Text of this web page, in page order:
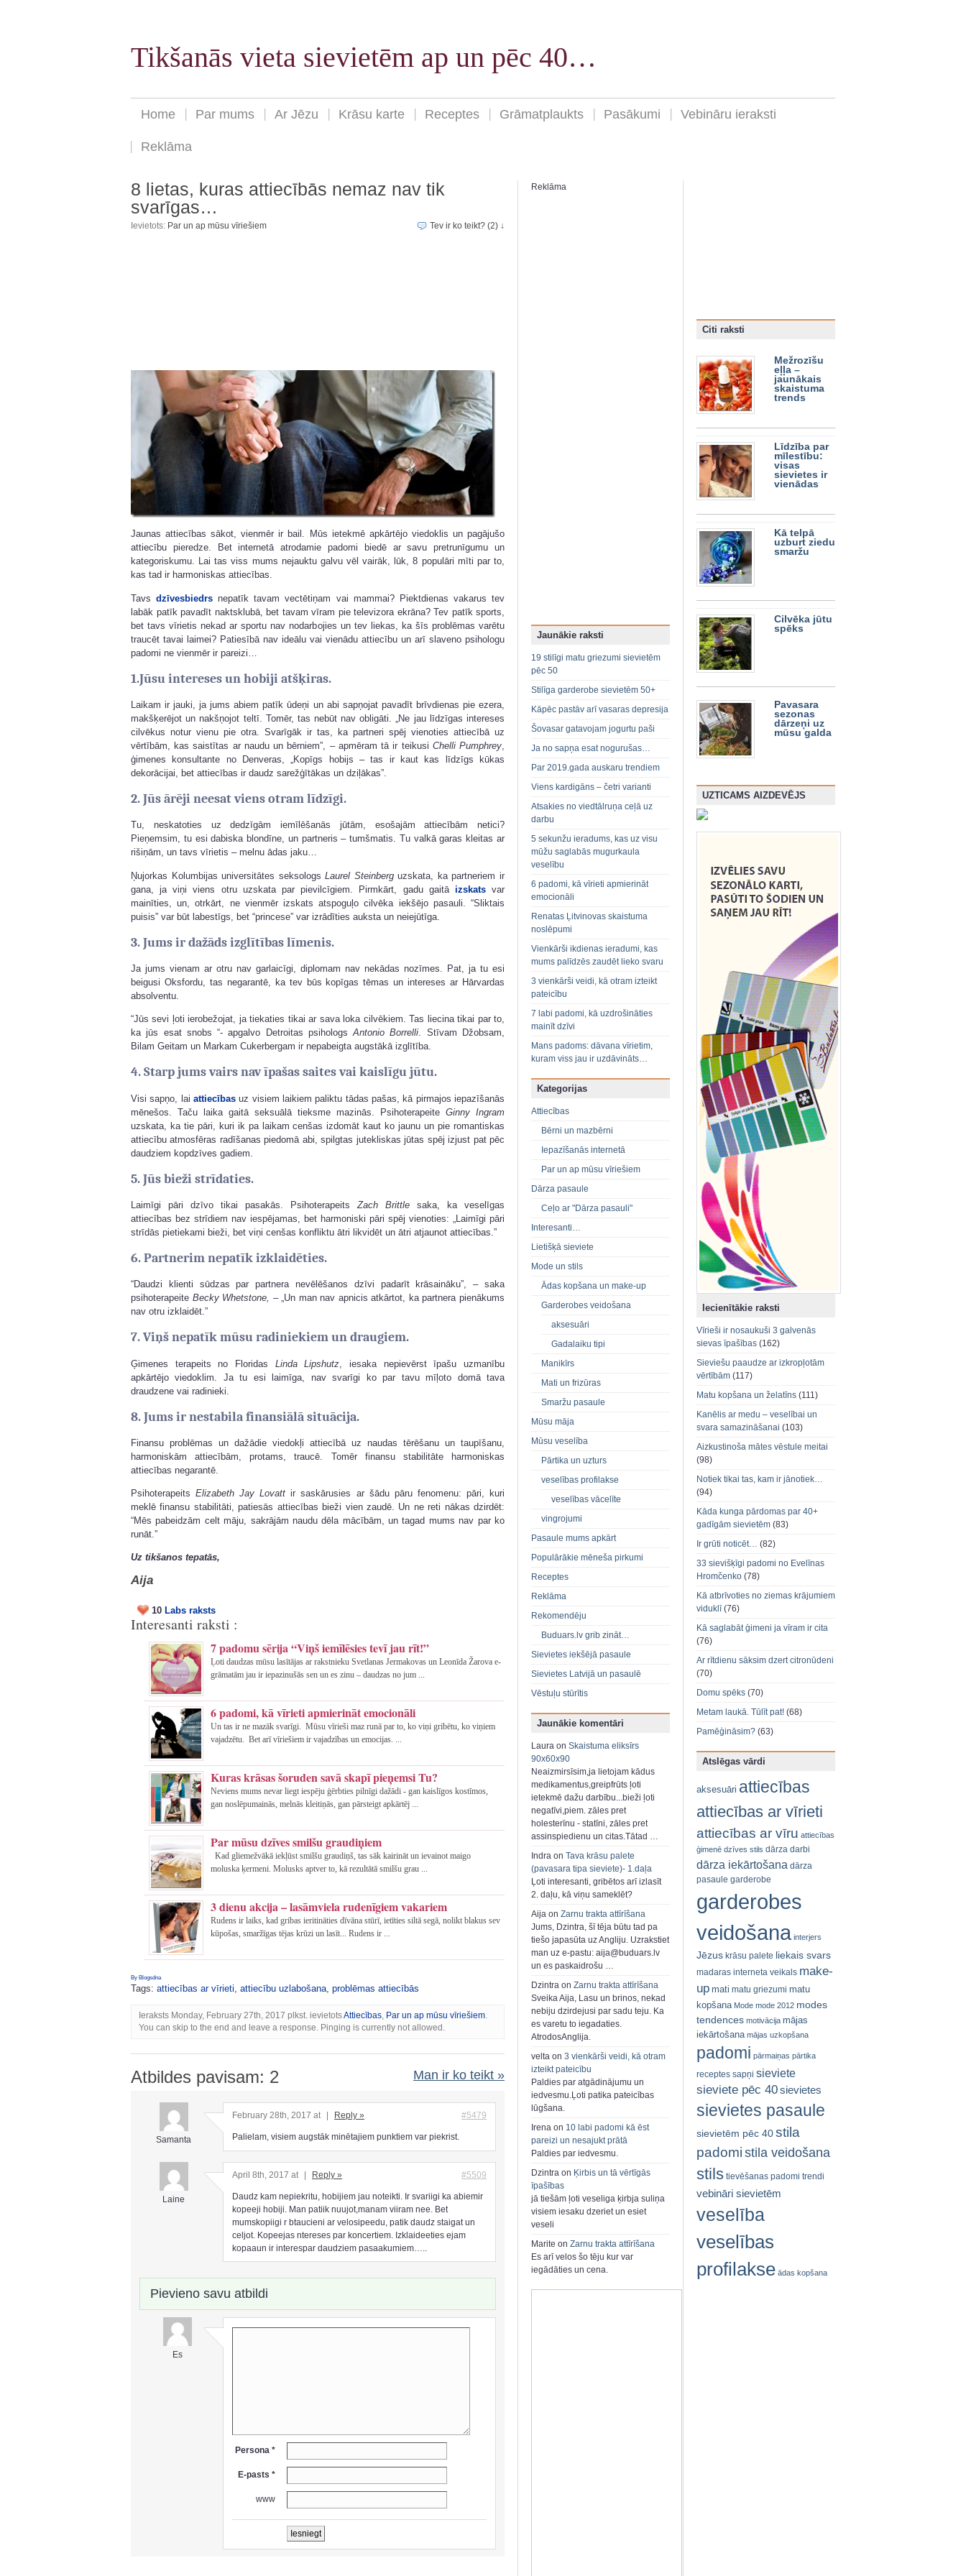
Tikšanās vieta sievietēm ap un pēc 40…
Home Par mums Ar Jēzu Krāsu karte Receptes Grāmatplaukts Pasākumi Vebināru ieraksti
Reklāma
8 lietas, kuras attiecībās nemaz nav tik
svarīgas…
Ievietots: Par un ap mūsu vīriešiem Tev ir ko teikt? (2) ↓
Jaunas attiecības sākot, vienmēr ir bail. Mūs ietekmē apkārtējo viedoklis un pagājušo
attiecību pieredze. Bet internetā atrodamie padomi biedē ar savu pretrunīgumu un
kategoriskumu. Lai tas viss mums nejauktu galvu vēl vairāk, lūk, 8 populāri mīti par to,
kas tad ir harmoniskas attiecības.
Tavsdzīvesbiedrs nepatīk tavam vectētiņam vai mammai? Piektdienas vakarus tev
labāk patīk pavadīt naktsklubā, bet tavam vīram pie televizora ekrāna? Tev patīk sports,
bet tavs vīrietis nekad ar sportu nav nodarbojies un tev liekas, ka šīs problēmas varētu
traucēt tavai laimei? Patiesībā nav ideālu vai vienādu attiecību un arī slaveno psihologu
padomi ne vienmēr ir pareizi…
1.Jūsu intereses un hobiji atšķiras.
Laikam ir jauki, ja jums abiem patīk ūdeņi un abi sapņojat pavadīt brīvdienas pie ezera,
makšķerējot un nakšņojot teltī. Tomēr, tas nebūt nav obligāti. „Ne jau līdzīgas intereses
cilvēkus notur vienu pie otra. Svarīgāk ir tas, ka partneri spēj vienoties attiecībā uz
vērtībām, kas saistītas ar naudu un bērniem”, – apmēram tā ir teikusi Chelli Pumphrey,
ģimenes konsultante no Denveras, „Kopīgs hobijs – tas ir kaut kas līdzīgs kūkas
dekorācijai, bet attiecības ir daudz sarežģītākas un dziļākas”.
2. Jūs ārēji neesat viens otram līdzīgi.
Tu, neskatoties uz dedzīgām iemīlēšanās jūtām, esošajām attiecībām netici?
Pieņemsim, tu esi dabiska blondīne, un partneris – tumšmatis. Tu valkā garas kleitas ar
rišiņām, un tavs vīrietis – melnu ādas jaku…
Ņujorkas Kolumbijas universitātes seksologsLaurel Steinberguzskata, ka partneriem ir
gana, ja viņi viens otru uzskata par pievilcīgiem. Pirmkārt, gadu gaitā izskatsvar
mainīties, un, otrkārt, ne vienmēr izskats atspoguļo cilvēka iekšējo pasauli. “Sliktais
puisis” var būt labestīgs, bet “princese” var izrādīties auksta un neiejūtīga.
3. Jums ir dažāds izglītības līmenis.
Ja jums vienam ar otru nav garlaicīgi, diplomam nav nekādas nozīmes. Pat, ja tu esi
beigusi Oksfordu, tas negarantē, ka tev būs kopīgas tēmas un intereses ar Hārvardas
absolventu.
“Jūs sevi ļoti ierobežojat, ja tiekaties tikai ar sava loka cilvēkiem. Tas liecina tikai par to,
ka jūs esat snobs “- apgalvo Detroitas psihologsAntonio Borrelli. Stīvam Džobsam,
Bilam Geitam un Markam Cukerbergam ir nepabeigta augstākā izglītība.
4. Starp jums vairs nav īpašas saites vai kaislīgu jūtu.
Visi sapņo, lai attiecības uz visiem laikiem paliktu tādas pašas, kā pirmajos iepazīšanās
mēnešos. Taču laika gaitā seksuālā tieksme mazinās. Psihoterapeite Ginny Ingram
uzskata, ka tie pāri, kuri ik pa laikam cenšas izdomāt kaut ko jaunu un pie romantiskas
attiecību atmosfēras radīšanas piedomā abi, spilgtas jutekliskas jūtas spēj izjust pat pēc
daudziem kopdzīves gadiem.
5. Jūs bieži strīdaties.
Laimīgi pāri dzīvo tikai pasakās. Psihoterapeits Zach Brittle saka, ka veselīgas
attiecības bez strīdiem nav iespējamas, bet harmoniski pāri spēj vienoties: „Laimīgi pāri
strīdās pietiekami bieži, bet viņi cenšas konfliktu ātri likvidēt un ātri atjaunot attiecības.”
6. Partnerim nepatīk izklaidēties.
“Daudzi klienti sūdzas par partnera nevēlēšanos dzīvi padarīt krāsaināku”, – saka
psihoterapeite Becky Whetstone, – „Un man nav apnicis atkārtot, ka partnera pienākums
nav otru izklaidēt.”
7. Viņš nepatīk mūsu radiniekiem un draugiem.
Ģimenes terapeits no Floridas Linda Lipshutz , iesaka nepievērst īpašu uzmanību
apkārtējo viedoklim. Ja tu esi laimīga, nav svarīgi ko par tavu mīļoto domā tava
draudzene vai radinieki.
8. Jums ir nestabila finansiālā situācija.
Finansu problēmas un dažādie viedokļi attiecībā uz naudas tērēšanu un taupīšanu,
harmoniskām attiecībām, protams, traucē. Tomēr finansu stabilitāte harmoniskas
attiecības negarantē.
PsihoterapeitsElizabeth Jay Lovatt ir saskārusies ar šādu pāru fenomenu: pāri, kuri
meklē finansu stabilitāti, patiesās attiecības bieži vien zaudē. Un ne reti nākas dzirdēt:
“Mēs pabeidzām celt māju, sakrājām naudu dēla mācībām, un tagad mums nav par ko
runāt.”
Uz tikšanos tepatās,
Aija
10 Labs raksts
Interesanti raksti :
7 padomu sērija “Viņš iemīlēsies tevī jau rīt!”
Ļoti daudzas mūsu lasītājas ar rakstnieku Svetlanas Jermakovas un Leonīda Žarova e-
grāmatām jau ir iepazinušās sen un es zinu – daudzas no jum ...
6 padomi, kā vīrieti apmierināt emocionāli
Un tas ir ne mazāk svarīgi. Mūsu vīrieši maz runā par to, ko viņi gribētu, ko viņiem
vajadzētu. Bet arī vīriešiem ir vajadzības un emocijas. ...
Kuras krāsas šoruden savā skapī pieņemsi Tu?
Neviens mums nevar liegt iespēju ģērbties pilnīgi dažādi - gan kaislīgos kostīmos,
gan noslēpumainās, melnās kleitiņās, gan pārsteigt apkārtēj ...
Par mūsu dzīves smilšu graudiņiem
Kad gliemežvākā iekļūst smilšu graudiņš, tas sāk kairināt un ievainot maigo
moluska ķermeni. Molusks aptver to, kā rezultātā smilšu grau ...
3 dienu akcija – lasāmviela rudenīgiem vakariem
Rudens ir laiks, kad gribas ieritināties dīvāna stūrī, ietīties siltā segā, nolikt blakus sev
kūpošas, smaržīgas tējas krūzi un lasīt... Rudens ir ...
By Blogsdna
Tags: attiecības ar vīrieti attiecību uzlabošana problēmas attiecībās
Ieraksts Monday, February 27th, 2017 plkst. ievietotsAttiecības Par un ap mūsu vīriešiem
You can skip to the end and leave a response. Pinging is currently not allowed.
Atbildes pavisam: 2 Man ir ko teikt »
Samanta
February 28th, 2017 at Reply » #5479
Palielam, visiem augstāk minētajiem punktiem var piekrist.
Laine
April 8th, 2017 at | Reply » #5509
Daudz kam nepiekritu, hobijiem jau noteikti. Ir svariigi ka abiemir
kopeeji hobiji. Man patiik nuujot,manam viiram nee. Bet
mumskopiigi r btaucieni ar velosipeedu, patik daudz staigat un
celjot. Kopeejas ntereses par koncertiem. Izklaideeties ejam
kopaaun ir interespar daudziem pasaakumiem…..
Pievieno savu atbildi
Es
Persona *
E-pasts *
www
Reklāma
Jaunākie raksti
19 stilīgi matu griezumi sievietēm
pēc 50
Stilīga garderobe sievietēm 50+
Kāpēc pastāv arī vasaras depresija
Šovasar gatavojam jogurtu paši
Ja no sapņa esat nogurušas…
Par 2019.gada auskaru trendiem
Viens kardigāns – četri varianti
Atsakies no viedtālruņa ceļā uz
darbu
5 sekunžu ieradums, kas uz visu
mūžu saglabās mugurkaula
veselību
6 padomi, kā vīrieti apmierināt
emocionāli
Renatas Ļitvinovas skaistuma
noslēpumi
Vienkārši ikdienas ieradumi, kas
mums palīdzēs zaudēt lieko svaru
3 vienkārši veidi, kā otram izteikt
pateicību
7 labi padomi, kā uzdrošināties
mainīt dzīvi
Mans padoms: dāvana vīrietim,
kuram viss jau ir uzdāvināts…
Kategorijas
Attiecības
Bērni un mazbērni
Iepazīšanās internetā
Par un ap mūsu vīriešiem
Dārza pasaule
Ceļo ar "Dārza pasauli"
Interesanti…
Lietišķā sieviete
Mode un stils
Ādas kopšana un make-up
Garderobes veidošana
aksesuāri
Gadalaiku tipi
Manikīrs
Mati un frizūras
Smaržu pasaule
Mūsu māja
Mūsu veselība
Pārtika un uzturs
veselības profilakse
veselības vācelīte
vingrojumi
Pasaule mums apkārt
Populārākie mēneša pirkumi
Receptes
Reklāma
Rekomendēju
Buduars.lv grib zināt…
Sievietes iekšējā pasaule
Sievietes Latvijā un pasaulē
Vēstuļu stūrītis
Jaunākie komentāri
Laura on Skaistuma eliksīrs
90x60x90
Neaizmirsīsim,ja lietojam kādus
medikamentus,greipfrūts ļoti
ietekmē dažu darbību...bieži ļoti
negatīvi,piem. zāles pret
holesterīnu - statīni, zāles pret
assinspiedienu un citas.Tātad …
Indra on Tava krāsu palete
(pavasara tipa sieviete)- 1.daļa
Ļoti interesanti, gribētos arī izlasīt
2. daļu, kā viņu sameklēt?
Aija on Zarnu trakta attīrīšana
Jums, Dzintra, šī tēja būtu tad pa
tiešo japasūta uz Angliju. Uzrakstiet
man uz e-pastu: aija@buduars.lv
un es paskaidrošu …
Dzintra on Zarnu trakta attīrīšana
Sveika Aija, Lasu un brinos, nekad
nebiju dzirdejusi par sadu teju. Ka
es varetu to iegadaties.
AtrodosAnglija.
velta on 3 vienkārši veidi, kā otram
izteikt pateicību
Paldies par atgādinājumu un
iedvesmu.Ļoti patika pateicības
lūgšana.
Irena on 10 labi padomi kā ēst
pareizi un nesajukt prātā
Paldies par iedvesmu.
Dzintra on Ķirbis un tā vērtīgās
īpašības
jā tiešām ļoti veseliga ķirbja suliņa
visiem iesaku dzeriet un esiet
veseli
Marite on Zarnu trakta attīrīšana
Es arī velos šo tēju kur var
iegādāties un cena.
Citi raksti
Mežrozīšu
eļļa –
jaunākais
skaistuma
trends
Līdzība par
mīlestību:
visas
sievietes ir
vienādas
Kā telpā
uzburt ziedu
smaržu
Cilvēka jūtu
spēks
Pavasara
sezonas
dārzeņi uz
mūsu galda
UZTICAMS AIZDEVĒJS
Iecienītākie raksti
Vīrieši ir nosaukuši 3 galvenās
sievas īpašības (162)
Sieviešu paaudze ar izkropļotām
vērtībām (117)
Matu kopšana un želatīns (111)
Kanēlis ar medu – veselībai un
svara samazināšanai (103)
Aizkustinoša mātes vēstule meitai
(98)
Notiek tikai tas, kam ir jānotiek…
(94)
Kāda kunga pārdomas par 40+
gadīgām sievietēm (83)
Ir grūti noticēt… (82)
33 sievišķīgi padomi no Evelīnas
Hromčenko (78)
Kā atbrīvoties no ziemas krājumiem
viduklī(76)
Kā saglabāt ģimeni ja vīram ir cita
(76)
Ar rītdienu sāksim dzert citronūdeni
(70)
Domu spēks (70)
Metam laukā. Tūlīt pat! (68)
Pamēģināsim? (63)
Atslēgas vārdi
aksesuāri attiecības
attiecības ar vīrieti
attiecības ar vīru attiecības
ģimenē dzīves stils dārza darbi
dārza iekārtošana dārza
pasaule garderobe
garderobes
veidošana interjers
Jēzus krāsu palete liekais svars
madaras interneta veikals make-
up mati matu griezumi matu
kopšana Mode mode 2012 modes
tendences motivācija mājas
iekārtošana mājas uzkopšana
padomi pārmaiņas pārtika
receptes sapņi sieviete
sieviete pēc 40sievietes
sievietes pasaule
sievietēm pēc 40stila
padomistila veidošana
stils tievēšanas padomi trendi
vebināri sievietēm
veselība
veselības
profilakse ādas kopšana